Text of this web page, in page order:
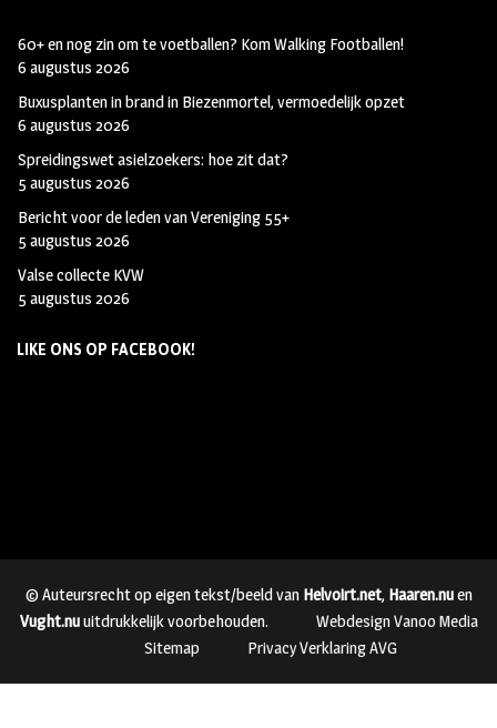
60+ en nog zin om te voetballen? Kom Walking Footballen!
6 augustus 2026
Buxusplanten in brand in Biezenmortel, vermoedelijk opzet
6 augustus 2026
Spreidingswet asielzoekers: hoe zit dat?
5 augustus 2026
Bericht voor de leden van Vereniging 55+
5 augustus 2026
Valse collecte KVW
5 augustus 2026
LIKE ONS OP FACEBOOK!
© Auteursrecht op eigen tekst/beeld van Helvoirt.net, Haaren.nuen
Vught.nuuitdrukkelijk voorbehouden.
Webdesign Vanoo Media
Sitemap
Privacy Verklaring AVG